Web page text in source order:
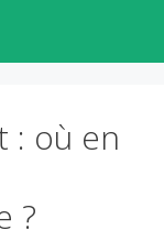
: où en
?